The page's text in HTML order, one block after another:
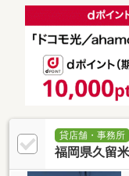
貸店舗・事務所
福岡県久留